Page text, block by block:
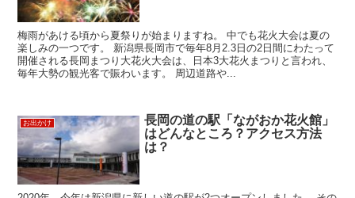
梅雨があける頃から夏祭りが始まりますね。 中でも花火大会は夏の
楽しみの一つです。 新潟県長岡市で毎年8月2.3日の2日間にわたって
開催される長岡まつり大花火大会は、日本3大花火まつりと言われ、
毎年大勢の観光客で賑わいます。 周辺道路や...
お出かけ
長岡の道の駅「ながおか花火館」
はどんなところ？アクセス方法
は？